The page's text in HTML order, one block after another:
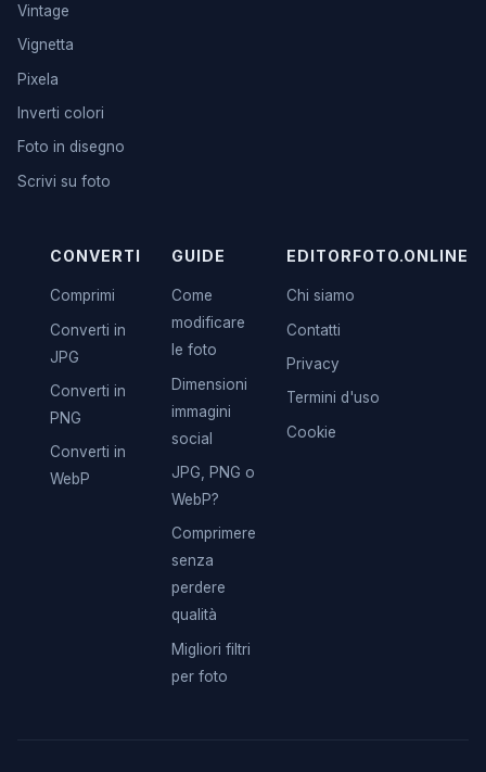
Vintage
Vignetta
Pixela
Inverti colori
Foto in disegno
Scrivi su foto
CONVERTI
Comprimi
Converti in
JPG
Converti in
PNG
Converti in
WebP
GUIDE
Come
modificare
le foto
Dimensioni
immagini
social
JPG, PNG o
WebP?
Comprimere
senza
perdere
qualità
Migliori filtri
per foto
EDITORFOTO.ONLINE
Chi siamo
Contatti
Privacy
Termini d'uso
Cookie